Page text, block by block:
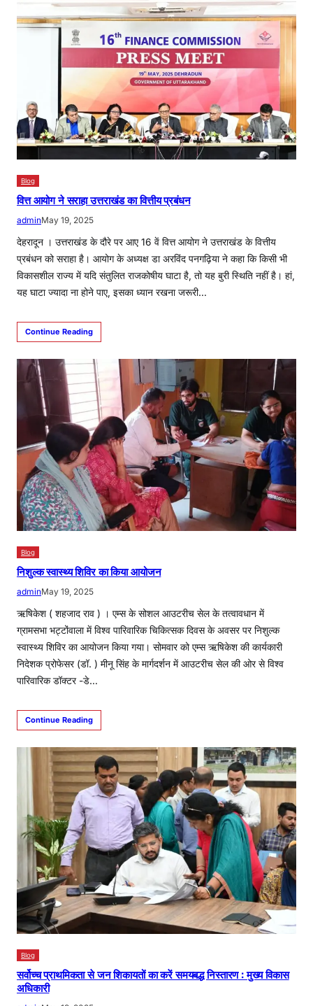
Blog
वित्त आयोग ने सराहा उत्तराखंड का वित्तीय प्रबंधन
adminMay 19, 2025
देहरादून । उत्तराखंड के दौरे पर आए 16 वें वित्त आयोग ने उत्तराखंड के वित्तीय
प्रबंधन को सराहा है। आयोग के अध्यक्ष डा अरविंद पनगढ़िया ने कहा कि किसी भी
विकासशील राज्य में यदि संतुलित राजकोषीय घाटा है, तो यह बुरी स्थिति नहीं है। हां,
यह घाटा ज्यादा ना होने पाए, इसका ध्यान रखना जरूरी…
Continue Reading
Blog
निशुल्क स्वास्थ्य शिविर का किया आयोजन
adminMay 19, 2025
ऋषिकेश ( शहजाद राव ) । एम्स के सोशल आउटरीच सेल के तत्वावधान में
ग्रामसभा भट्टोंवाला में विश्व पारिवारिक चिकित्सक दिवस के अवसर पर निशुल्क
स्वास्थ्य शिविर का आयोजन किया गया। सोमवार को एम्स ऋषिकेश की कार्यकारी
निदेशक प्रोफेसर (डॉ. ) मीनू सिंह के मार्गदर्शन में आउटरीच सेल की ओर से विश्व
पारिवारिक डॉक्टर -डे…
Continue Reading
Blog
सर्वोच्च प्राथमिकता से जन शिकायतों का करें समयबद्ध निस्तारण : मुख्य विकास
अधिकारी